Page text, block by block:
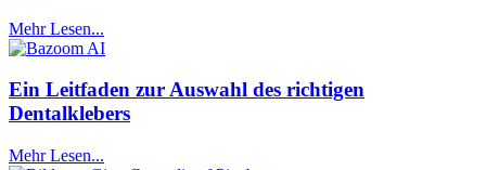
Mehr Lesen...
Ein Leitfaden zur Auswahl des richtigen
Dentalklebers
Mehr Lesen...